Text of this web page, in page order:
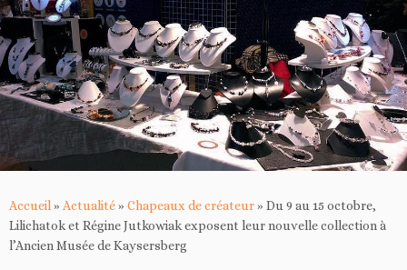
Accueil » Actualité» Chapeaux de créateur» Du 9 au 15 octobre,
Lilichatok et Régine Jutkowiak exposent leur nouvelle collection à
l’Ancien Musée de Kaysersberg